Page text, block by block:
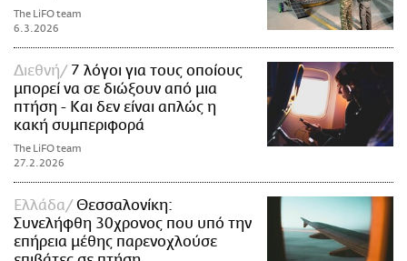
The LiFO team
6.3.2026
Διεθνή
7 λόγοι για τους οποίους
μπορεί να σε διώξουν από μια
πτήση - Και δεν είναι απλώς η
κακή συμπεριφορά
The LiFO team
27.2.2026
Ελλάδα
Θεσσαλονίκη:
Συνελήφθη 30χρονος που υπό την
επήρεια μέθης παρενοχλούσε